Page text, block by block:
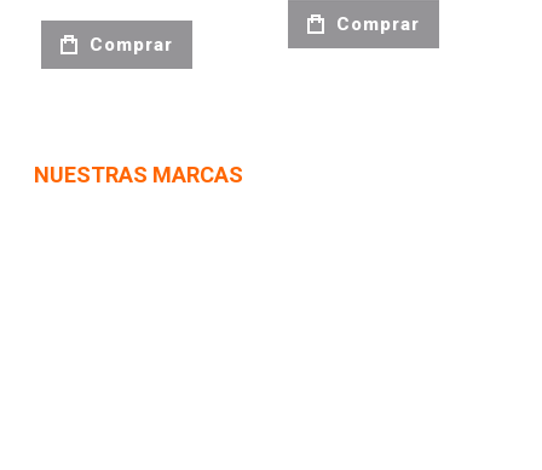
Comprar
Comprar
NUESTRAS MARCAS